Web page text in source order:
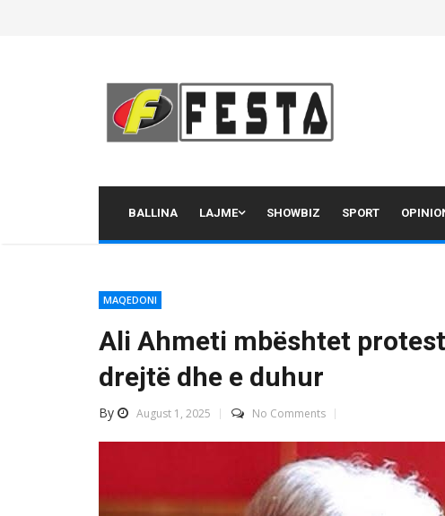
BALLINA LAJME SHOWBIZ SPORT
MAQEDONI
Ali Ahmeti mbështet
drejtë dhe e duhur
By August 1, 2025 No Comments